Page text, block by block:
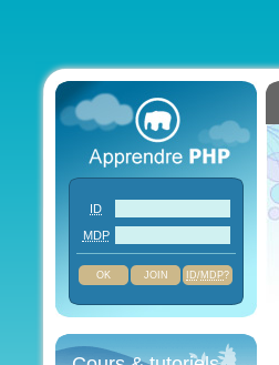
ID
MDP
JOIN ID/MDP?